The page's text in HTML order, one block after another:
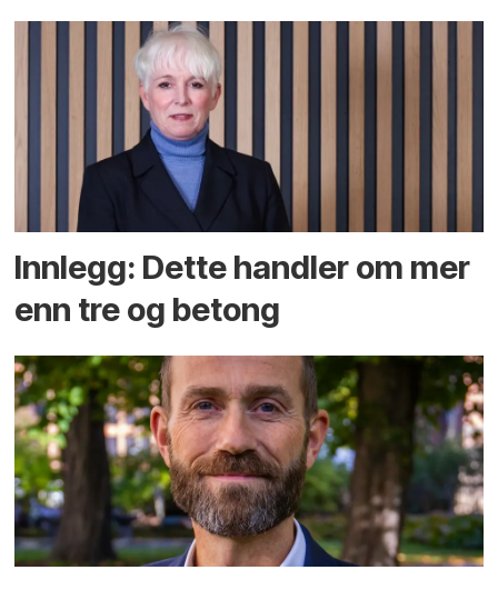
Innlegg: Dette handler om mer
enn tre og betong